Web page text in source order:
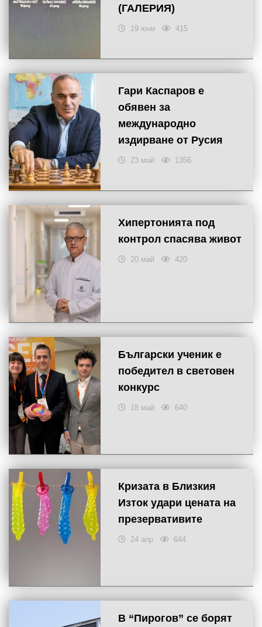
(ГАЛЕРИЯ)
19 юни 415
Гари Каспаров е
обявен за
международно
издирване от Русия
23 май 1356
Хипертонията под
контрол спасява живот
20 май 420
Български ученик е
победител в световен
конкурс
18 май 640
Кризата в Близкия
Изток удари цената на
презервативите
24 апр 644
В “Пирогов” се борят